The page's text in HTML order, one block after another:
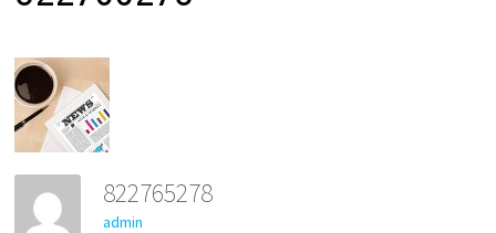
822765278
admin